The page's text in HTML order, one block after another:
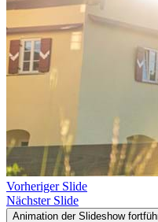
Vorheriger Slide
Nächster Slide
Animation der Slideshow